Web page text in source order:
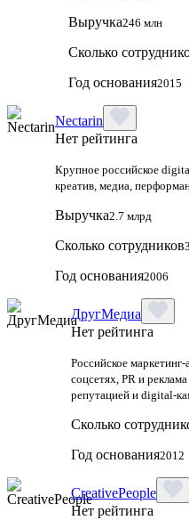
Выручка246 млн
Сколько
Год основания2015
Nectarin
Нет рейтинга
Крупное российское
креатив, медиа,
Выручка2.7 млрд
Сколько сотрудников
Год основания2006
ДругМедиа
Нет рейтинга
Российское
соцсетях, PR и
репутацией и digital-
Сколько
Год основания2012
CreativePeople
Нет рейтинга